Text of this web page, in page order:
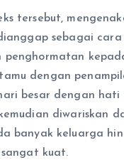
tersebut,
sebagai cara
penghormatan
dengan
besar dengan hati
diwariskan
banyak keluarga
kuat.